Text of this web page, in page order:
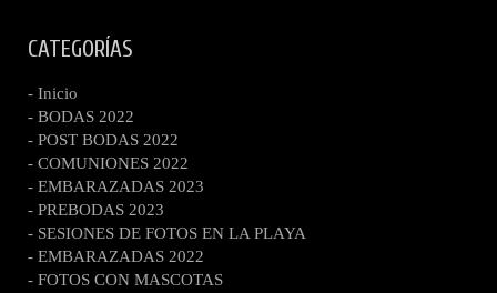
CATEGORÍAS
- Inicio
- BODAS 2022
- POST BODAS 2022
- COMUNIONES 2022
- EMBARAZADAS 2023
- PREBODAS 2023
- SESIONES DE FOTOS EN LA PLAYA
- EMBARAZADAS 2022
- FOTOS CON MASCOTAS